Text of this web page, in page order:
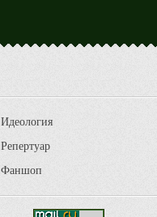
Идеология
Репертуар
Фаншоп